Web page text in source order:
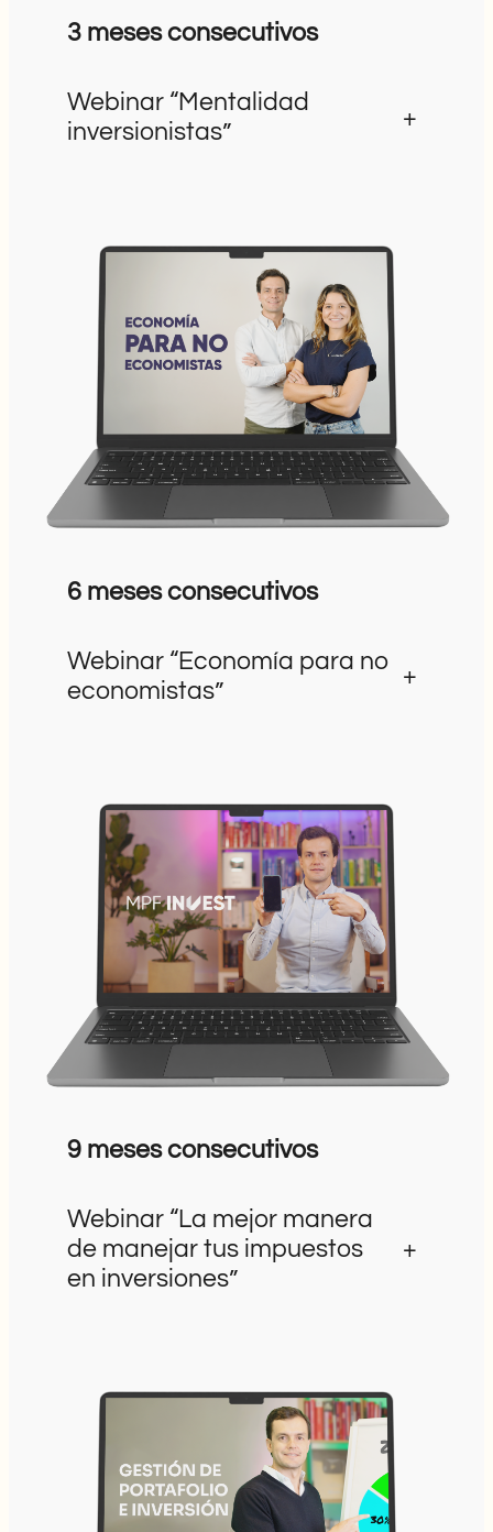
3 meses consecutivos
Webinar “Mentalidad
inversionistas”
+
6 meses consecutivos
Webinar “Economía para no
economistas”
+
9 meses consecutivos
Webinar “La mejor manera
de manejar tus impuestos
en inversiones”
+